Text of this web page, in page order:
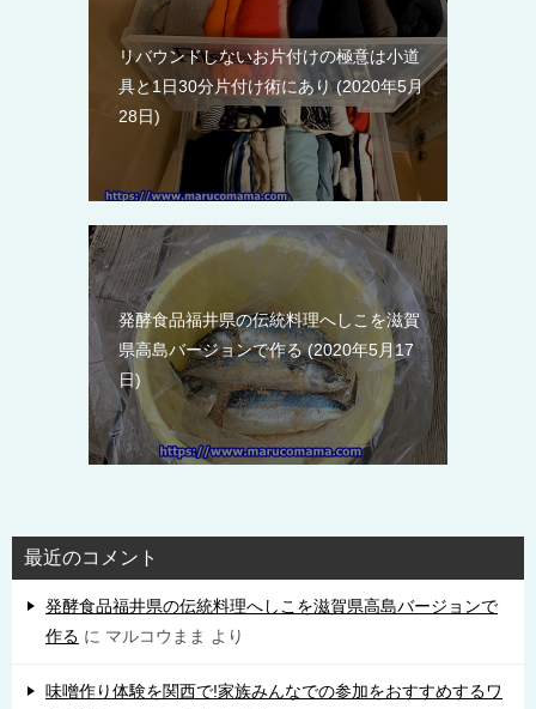
リバウンドしないお片付けの極意は小道
具と1日30分片付け術にあり 2020年5月
28日
発酵食品福井県の伝統料理へしこを滋賀
県高島バージョンで作る 2020年5月17
日
最近のコメント
発酵食品福井県の伝統料理へしこを滋賀県高島バージョンで
作る に マルコウまま より
味噌作り体験を関西で!家族みんなでの参加をおすすめするワ